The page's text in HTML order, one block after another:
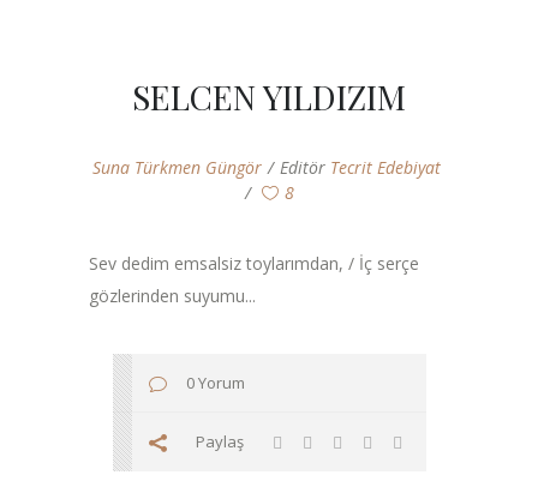
SELCEN YILDIZIM
Suna Türkmen Güngör Editör Tecrit Edebiyat
8
Sev dedim emsalsiz toylarımdan, / İç serçe
gözlerinden suyumu...
0 Yorum
Paylaş